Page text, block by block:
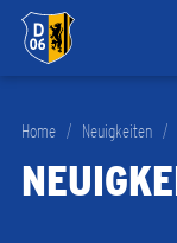
Home / Neuigkeiten /